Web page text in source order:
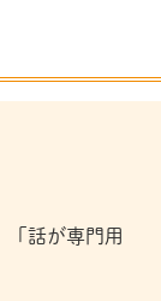
「話が専門用